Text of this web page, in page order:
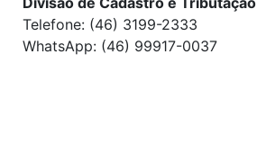
Telefone: (46) 3199-2333
WhatsApp: (46) 99917-0037